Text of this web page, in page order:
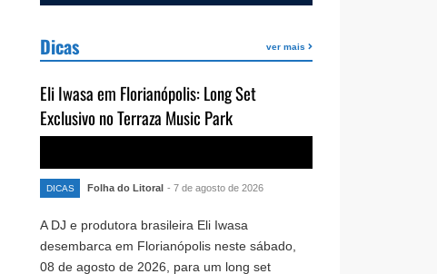
Dicas ver mais
Eli Iwasa em Florianópolis: Long Set
Exclusivo no Terraza Music Park
DICAS Folha do Litoral - 7 de agosto de 2026
A DJ e produtora brasileira Eli Iwasa
desembarca em Florianópolis neste sábado,
08 de agosto de 2026, para um long set